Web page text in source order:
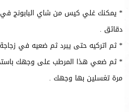
دقائق .
* ثم اتركيه حتى يبرد ثم ضعيه في
* ثم ضعي هذا المرطب على وجهك
مرة تغسلين بها وجهك .